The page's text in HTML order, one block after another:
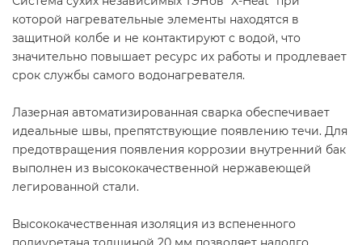
которой нагревательные элементы находятся в
защитной колбе и не контактируют с водой, что
значительно повышает ресурс их работы и продлевает
срок службы самого водонагревателя.
Лазерная автоматизированная сварка обеспечивает
идеальные швы, препятствующие появлению течи. Для
предотвращения появления коррозии внутренний бак
выполнен из высококачественной нержавеющей
легированной стали.
Высококачественная изоляция из вспененного